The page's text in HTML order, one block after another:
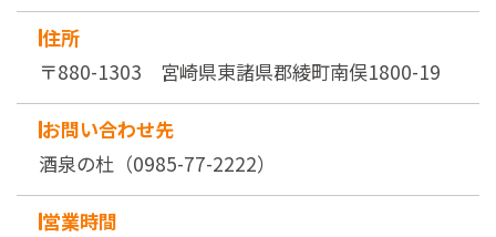
住所
〒880-1303 宮崎県東諸県郡綾町南俣1800-19
お問い合わせ先
酒泉の杜（0985-77-2222）
営業時間